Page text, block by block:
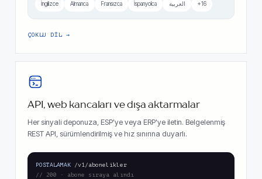
İngilizce Almanca Fransızca İspanyolca العربية +16
ÇOKLU DIL
API, web kancaları ve dışa aktarmalar
Her sinyali deponuza, ESP'ye veya ERP'ye iletin. Belgelenmiş
REST API, sürümlendirilmiş ve hız sınırına duyarlı.
POSTALAMAK/v1/abonelikler
// 200 · abone sıraya alındı